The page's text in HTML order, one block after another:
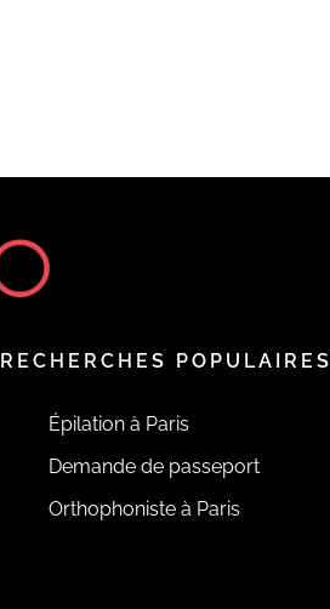
RECHERCHES POPULAIRES
Épilation à Paris
Demande de passeport
Orthophoniste à Paris